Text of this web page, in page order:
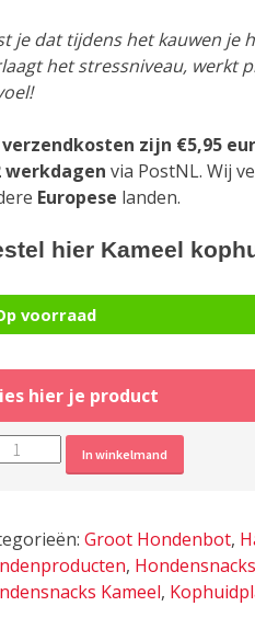
je dat tijdens het kauwen je
het stressniveau, werkt
verzendkosten zijn €5,95
werkdagen via PostNL. Wij
Europese landen.
hier Kameel
voorraad
Grote
Kamelenkophuid
In winkelmand
Groot Hondenbot,
, Hondensnacks
Kameel,